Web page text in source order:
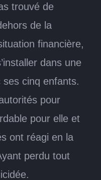
trouvé de
de la
financière,
dans une
cinq enfants.
pour
pour elle et
ont réagi en la
perdu tout